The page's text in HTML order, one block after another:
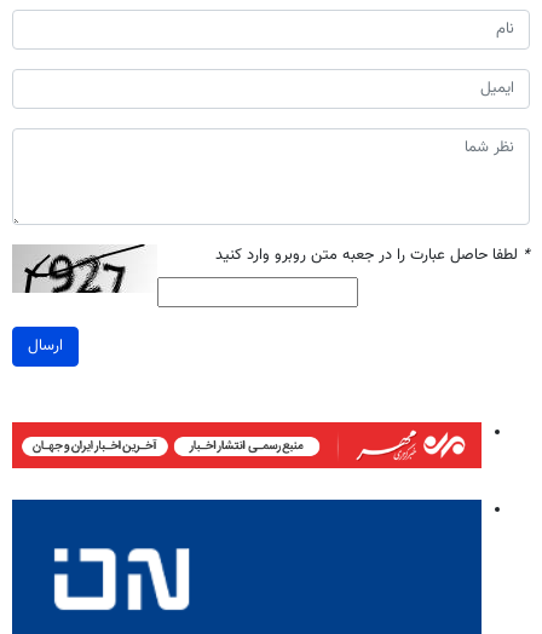
* لطفا حاصل عبارت را در جعبه متن روبرو وارد کنید
ارسال